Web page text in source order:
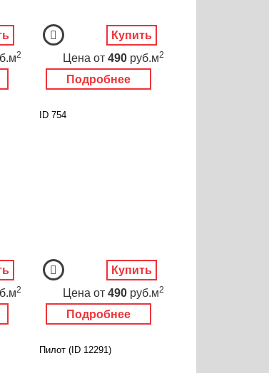
2
Подробнее
Цена от 490 руб.м2
Купить
2
ID 754
Подробнее
Цена от 490 руб.м2
Купить
Пилот (ID 12291)